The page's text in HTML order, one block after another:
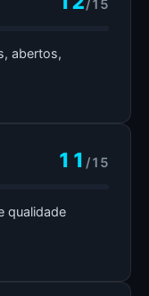
/15
abertos,
11 /15
qualidade